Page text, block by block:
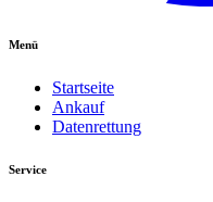
Menü
Startseite
Ankauf
Datenrettung
Service